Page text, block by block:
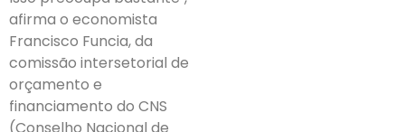
afirma o economista
Francisco Funcia, da
comissão intersetorial de
orçamento e
financiamento do CNS
(Conselho Nacional de